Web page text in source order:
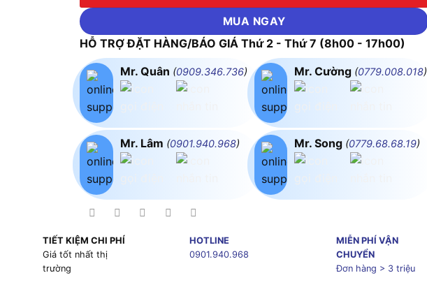
MUA NGAY
HỖ TRỢ ĐẶT HÀNG/BÁO GIÁ Thứ 2 - Thứ 7 (8h00 - 17h00)
Mr. Quân (0909.346.736)
Mr. Lâm (0901.940.968)
Mr. Cường (0779.008.018)
Mr. Song (0779.68.68.19)
TIẾT KIỆM CHI PHÍ
Giá tốt nhất thị
trường
HOTLINE
0901.940.968
MIỄN PHÍ VẬN
CHUYỂN
Đơn hàng > 3 triệu